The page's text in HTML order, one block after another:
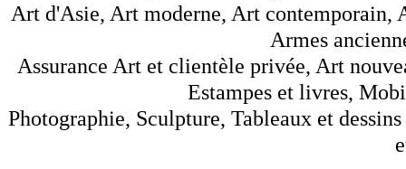
Art d'Asie, Art moderne, Art contemporain,
Armes
Assurance Art et clientèle privée, Art
Estampes et livres,
Photographie, Sculpture, Tableaux et